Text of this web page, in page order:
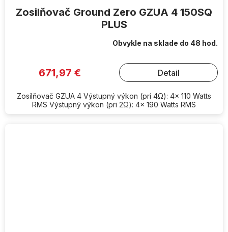
Zosilňovač Ground Zero GZUA 4 150SQ
PLUS
Obvykle na sklade do 48 hod.
671,97 € Detail
Zosilňovač GZUA 4 Výstupný výkon (pri 4Ω): 4x 110 Watts
RMS Výstupný výkon (pri 2Ω): 4x 190 Watts RMS